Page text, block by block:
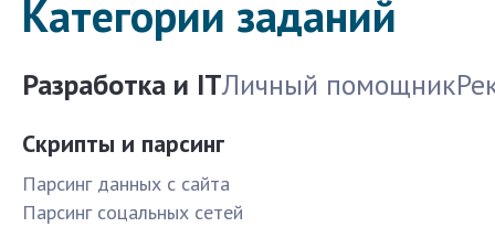
Категории заданий
Разработка и ITЛичный помощник
Скрипты и парсинг
Парсинг данных с сайта
Парсинг соцальных сетей